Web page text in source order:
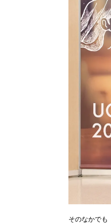
そのなかでも